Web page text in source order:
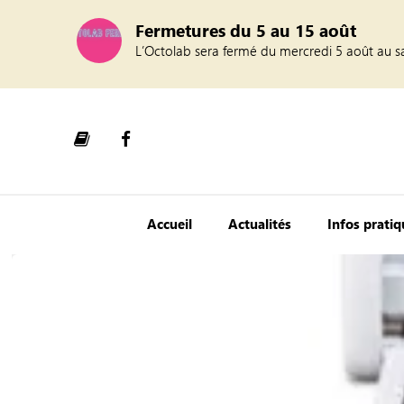
Fermetures du 5 au 15 août
L’Octolab sera fermé du mercredi 5 août au
Accueil Actualités Infos